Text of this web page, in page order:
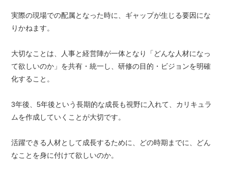
実際の現場での配属となった時に、ギャップが生じる要因にな
りかねます。
大切なことは、人事と経営陣が一体となり「どんな人材になっ
て欲しいのか」を共有・統一し、研修の目的・ビジョンを明確
化すること。
3年後、5年後という長期的な成長も視野に入れて、カリキュラ
ムを作成していくことが大切です。
活躍できる人材として成長するために、どの時期までに、どん
なことを身に付けて欲しいのか。